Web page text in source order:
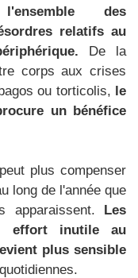
des
relatifs au
De la
corps aux crises
ou torticolis, le
un bénéfice
plus compenser
long de l'année que
apparaissent. Les
effort inutile au
plus sensible